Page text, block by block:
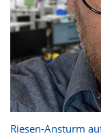
Riesen-Ansturm